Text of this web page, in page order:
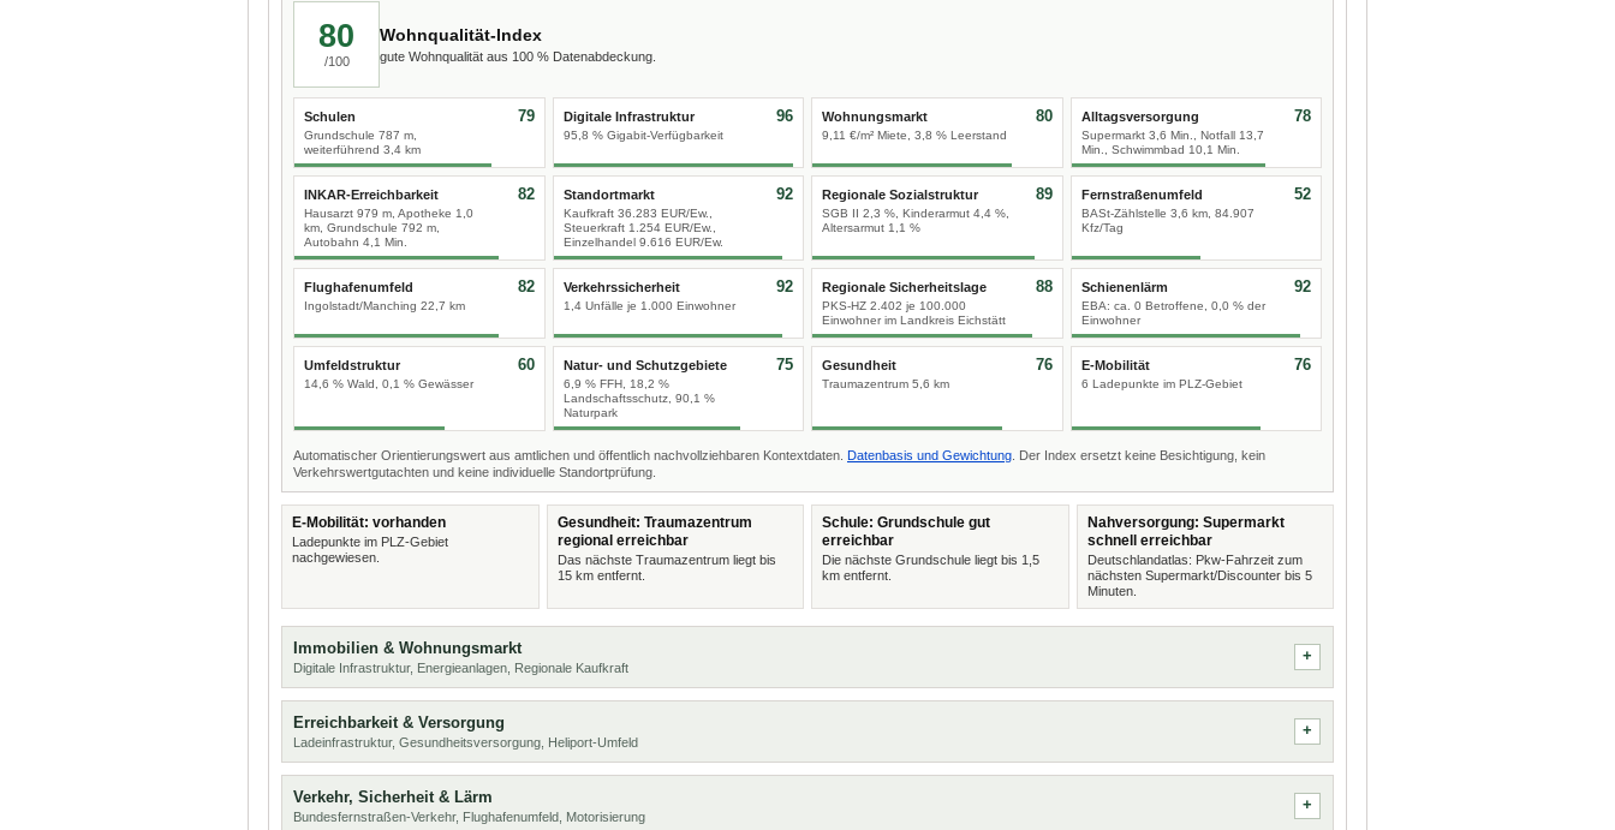
80
/100
Wohnqualität-Index
gute Wohnqualität aus 100 % Datenabdeckung.
Schulen
Grundschule 787 m,
weiterführend 3,4 km
79 Digitale Infrastruktur
95,8 % Gigabit-Verfügbarkeit
96 Wohnungsmarkt
9,11 €/m² Miete, 3,8 % Leerstand
80 Alltagsversorgung
Supermarkt 3,6 Min., Notfall 13,7
Min., Schwimmbad 10,1 Min.
78
INKAR-Erreichbarkeit
Hausarzt 979 m, Apotheke 1,0
km, Grundschule 792 m,
Autobahn 4,1 Min.
82 Standortmarkt
Kaufkraft 36.283 EUR/Ew.,
Steuerkraft 1.254 EUR/Ew.,
Einzelhandel 9.616 EUR/Ew.
92 Regionale Sozialstruktur
SGB II 2,3 %, Kinderarmut 4,4 %,
Altersarmut 1,1 %
89 Fernstraßenumfeld
BASt-Zählstelle 3,6 km, 84.907
Kfz/Tag
52
Flughafenumfeld
Ingolstadt/Manching 22,7 km
82 Verkehrssicherheit
1,4 Unfälle je 1.000 Einwohner
92 Regionale Sicherheitslage
PKS-HZ 2.402 je 100.000
Einwohner im Landkreis Eichstätt
88 Schienenlärm
EBA: ca. 0 Betroffene, 0,0 % der
Einwohner
92
Umfeldstruktur
14,6 % Wald, 0,1 % Gewässer
60 Natur- und Schutzgebiete
6,9 % FFH, 18,2 %
Landschaftsschutz, 90,1 %
Naturpark
75 Gesundheit
Traumazentrum 5,6 km
76 E-Mobilität
6 Ladepunkte im PLZ-Gebiet
76
Automatischer Orientierungswert aus amtlichen und öffentlich nachvollziehbaren Kontextdaten. Datenbasis und Gewichtung . Der Index ersetzt keine Besichtigung, kein
Verkehrswertgutachten und keine individuelle Standortprüfung.
E-Mobilität: vorhanden
Ladepunkte im PLZ-Gebiet
nachgewiesen.
Gesundheit: Traumazentrum
regional erreichbar
Das nächste Traumazentrum liegt bis
15 km entfernt.
Schule: Grundschule gut
erreichbar
Die nächste Grundschule liegt bis 1,5
km entfernt.
Nahversorgung: Supermarkt
schnell erreichbar
Deutschlandatlas: Pkw-Fahrzeit zum
nächsten Supermarkt/Discounter bis 5
Minuten.
Immobilien & Wohnungsmarkt
Digitale Infrastruktur, Energieanlagen, Regionale Kaufkraft
Erreichbarkeit & Versorgung
Ladeinfrastruktur, Gesundheitsversorgung, Heliport-Umfeld
Verkehr, Sicherheit & Lärm
Bundesfernstraßen-Verkehr, Flughafenumfeld, Motorisierung